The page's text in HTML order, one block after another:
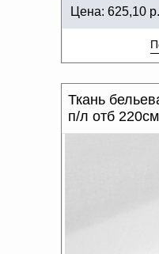
Цена: 625,10 р.
Ткань
п/л отб